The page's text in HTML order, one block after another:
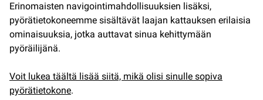
Erinomaisten navigointimahdollisuuksien lisäksi,
pyörätietokoneemme sisältävät laajan kattauksen erilaisia
ominaisuuksia, jotka auttavat sinua kehittymään
pyöräilijänä.
Voit lukea täältä lisää siitä, mikä olisi sinulle sopiva
pyörätietokone.